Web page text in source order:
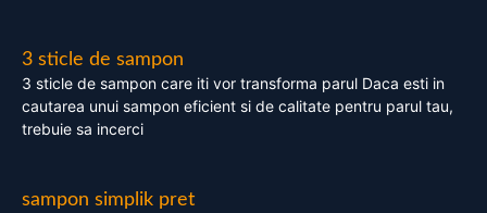
3 sticle de sampon
3 sticle de sampon care iti vor transforma parul Daca esti in
cautarea unui sampon eficient si de calitate pentru parul tau,
trebuie sa incerci
sampon simplik pret